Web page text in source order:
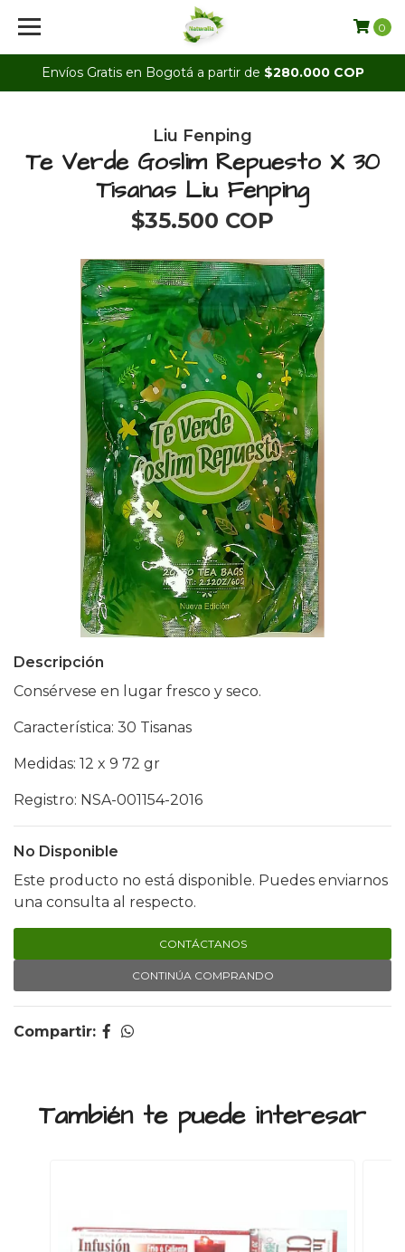
Envíos Gratis en Bogotá a partir de $280.000 COP
0
Liu Fenping
Te Verde Goslim Repuesto X 30
Tisanas Liu Fenping
$35.500 COP
Descripción
Consérvese en lugar fresco y seco.
Característica: 30 Tisanas
Medidas: 12 x 9 72 gr
Registro: NSA-001154-2016
No Disponible
Este producto no está disponible. Puedes enviarnos
una consulta al respecto.
CONTÁCTANOS
CONTINÚA COMPRANDO
Compartir:
También te puede interesar